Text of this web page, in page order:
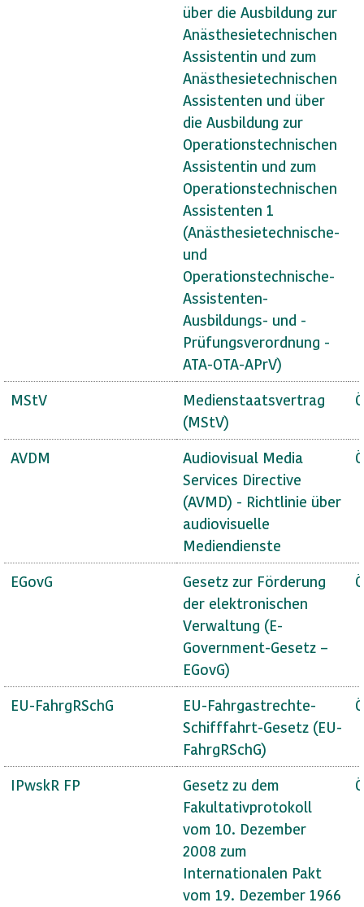
über die Ausbildung zur
Anästhesietechnischen
Assistentin und zum
Anästhesietechnischen
Assistenten und über
die Ausbildung zur
Operationstechnischen
Assistentin und zum
Operationstechnischen
Assistenten 1
(Anästhesietechnische-
und
Operationstechnische-
Assistenten-
Ausbildungs- und -
Prüfungsverordnung -
ATA-OTA-APrV)
MStV
Medienstaatsvertrag
(MStV)
AVDM
Audiovisual Media
Services Directive
(AVMD) - Richtlinie über
audiovisuelle
Mediendienste
EGovG
Gesetz zur Förderung
der elektronischen
Verwaltung (E-
Government-Gesetz –
EGovG)
EU-FahrgRSchG
EU-Fahrgastrechte-
Schifffahrt-Gesetz (EU-
FahrgRSchG)
IPwskR FP
Gesetz zu dem
Fakultativprotokoll
vom 10. Dezember
2008 zum
Internationalen Pakt
vom 19. Dezember 1966